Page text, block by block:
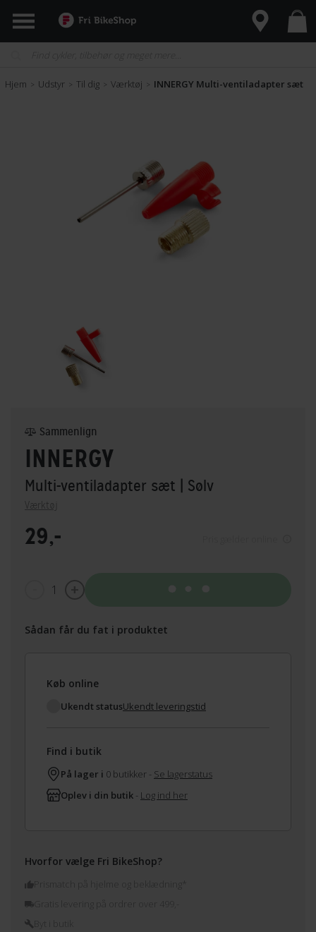
Hjem > Udstyr > Til dig > Værktøj > INNERGY Multi-ventiladapter sæt
INNERGY
Multi-ventiladapter sæt | Sølv
Værktøj
Sammenlign
29,-
1
Sådan får du fat i produktet
Køb online
Ukendt statusUkendt leveringstid
Find i butik
På lager i 0 butikker - Se lagerstatus
Oplev i din butik - Log ind her
Hvorfor vælge Fri BikeShop?
Prismatch på hjelme og beklædning*